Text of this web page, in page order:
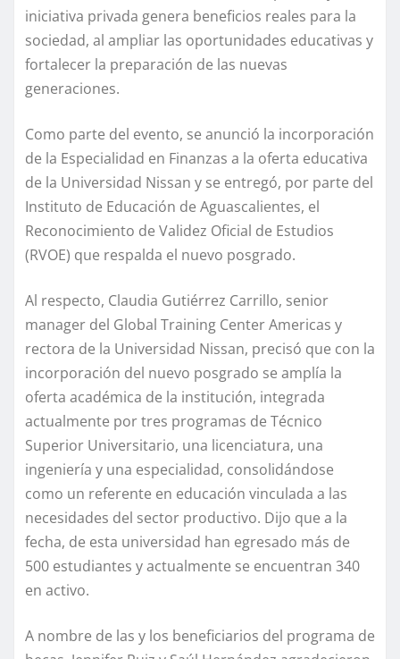
iniciativa privada genera beneficios reales para la
sociedad, al ampliar las oportunidades educativas y
fortalecer la preparación de las nuevas
generaciones.
Como parte del evento, se anunció la incorporación
de la Especialidad en Finanzas a la oferta educativa
de la Universidad Nissan y se entregó, por parte del
Instituto de Educación de Aguascalientes, el
Reconocimiento de Validez Oficial de Estudios
(RVOE) que respalda el nuevo posgrado.
Al respecto, Claudia Gutiérrez Carrillo, senior
manager del Global Training Center Americas y
rectora de la Universidad Nissan, precisó que con la
incorporación del nuevo posgrado se amplía la
oferta académica de la institución, integrada
actualmente por tres programas de Técnico
Superior Universitario, una licenciatura, una
ingeniería y una especialidad, consolidándose
como un referente en educación vinculada a las
necesidades del sector productivo. Dijo que a la
fecha, de esta universidad han egresado más de
500 estudiantes y actualmente se encuentran 340
en activo.
A nombre de las y los beneficiarios del programa de